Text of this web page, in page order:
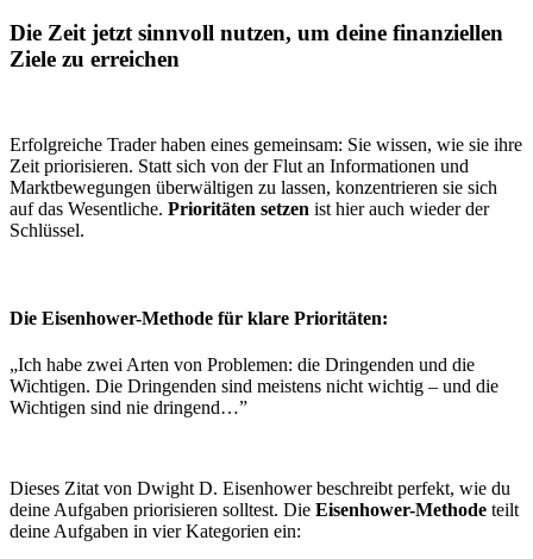
Die Zeit jetzt sinnvoll nutzen, um deine finanziellen
Ziele zu erreichen
Erfolgreiche Trader haben eines gemeinsam: Sie wissen, wie sie ihre
Zeit priorisieren. Statt sich von der Flut an Informationen und
Marktbewegungen überwältigen zu lassen, konzentrieren sie sich
auf das Wesentliche. Prioritäten setzen ist hier auch wieder der
Schlüssel.
Die Eisenhower-Methode für klare Prioritäten:
„Ich habe zwei Arten von Problemen: die Dringenden und die
Wichtigen. Die Dringenden sind meistens nicht wichtig – und die
Wichtigen sind nie dringend…”
Dieses Zitat von Dwight D. Eisenhower beschreibt perfekt, wie du
deine Aufgaben priorisieren solltest. Die Eisenhower-Methode teilt
deine Aufgaben in vier Kategorien ein: